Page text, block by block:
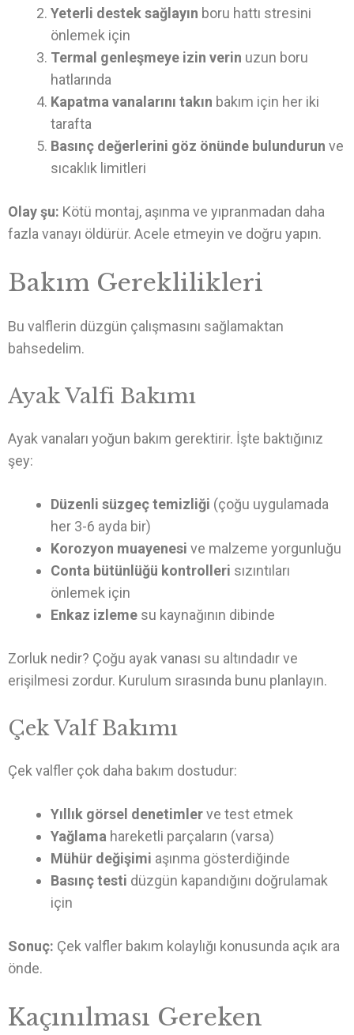
Yeterli destek sağlayın boru hattı stresini
önlemek için
Termal genleşmeye izin verin uzun boru
hatlarında
Kapatma vanalarını takın bakım için her iki
tarafta
Basınç değerlerini göz önünde bulundurun ve
sıcaklık limitleri
Olay şu: Kötü montaj, aşınma ve yıpranmadan daha
fazla vanayı öldürür. Acele etmeyin ve doğru yapın.
Bakım Gereklilikleri
Bu valflerin düzgün çalışmasını sağlamaktan
bahsedelim.
Ayak Valfi Bakımı
Ayak vanaları yoğun bakım gerektirir. İşte baktığınız
şey:
Düzenli süzgeç temizliği (çoğu uygulamada
her 3-6 ayda bir)
Korozyon muayenesi ve malzeme yorgunluğu
Conta bütünlüğü kontrolleri sızıntıları
önlemek için
Enkaz izleme su kaynağının dibinde
Zorluk nedir? Çoğu ayak vanası su altındadır ve
erişilmesi zordur. Kurulum sırasında bunu planlayın.
Çek Valf Bakımı
Çek valfler çok daha bakım dostudur:
Yıllık görsel denetimlerve test etmek
Yağlama hareketli parçaların (varsa)
Mühür değişimi aşınma gösterdiğinde
Basınç testi düzgün kapandığını doğrulamak
için
Sonuç: Çek valfler bakım kolaylığı konusunda açık ara
önde.
Kaçınılması Gereken